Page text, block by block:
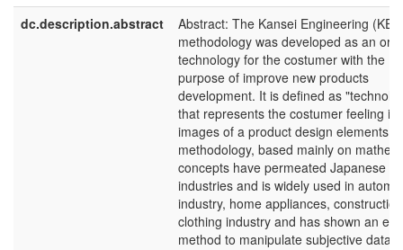
dc.description.abstract
Abstract: The Kansei Engineering (KE)
methodology was developed as an
technology for the costumer with the
purpose of improve new products
development. It is defined as
that represents the costumer feeling in
images of a product design elements."
methodology, based mainly on
concepts have permeated Japanese
industries and is widely used in
industry, home appliances,
clothing industry and has shown an
method to manipulate subjective data